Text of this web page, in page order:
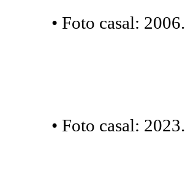
• Foto casal: 2006.
• Foto casal: 2023.